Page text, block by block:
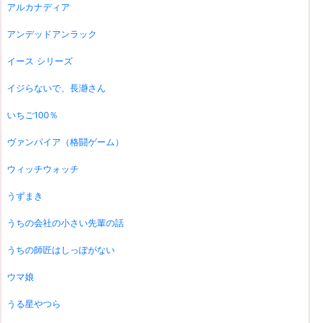
アルカナディア
アンデッドアンラック
イース シリーズ
イジらないで、長瀞さん
いちご100％
ヴァンパイア（格闘ゲーム）
ウィッチウォッチ
うずまき
うちの会社の小さい先輩の話
うちの師匠はしっぽがない
ウマ娘
うる星やつら